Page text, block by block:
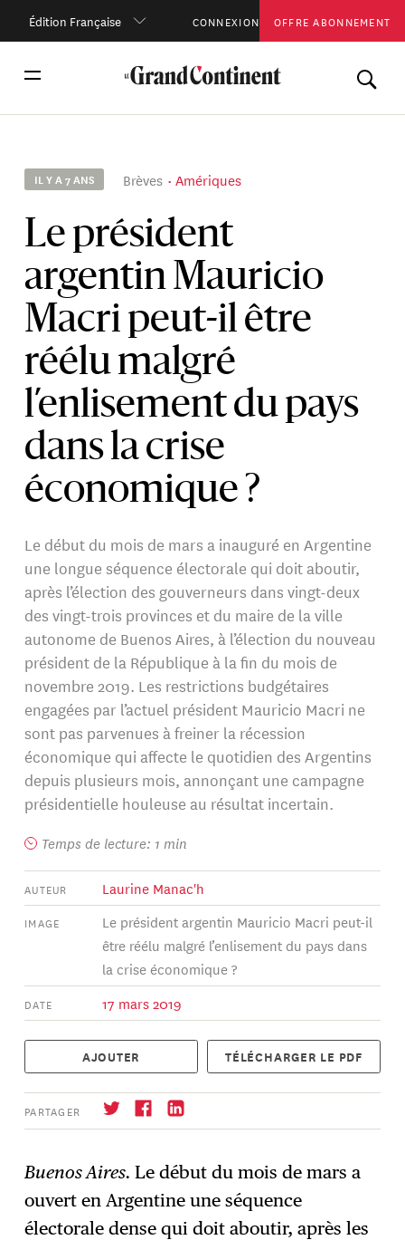
Édition Française CONNEXION OFFRE ABONNEMENT
IL Y A 7 ANS Brèves Amériques
Le président
argentin Mauricio
Macri peut-il être
réélu malgré
l’enlisement du pays
dans la crise
économique ?
Le début du mois de mars a inauguré en Argentine
une longue séquence électorale qui doit aboutir,
après l’élection des gouverneurs dans vingt-deux
des vingt-trois provinces et du maire de la ville
autonome de Buenos Aires, à l’élection du nouveau
président de la République à la fin du mois de
novembre 2019. Les restrictions budgétaires
engagées par l’actuel président Mauricio Macri ne
sont pas parvenues à freiner la récession
économique qui affecte le quotidien des Argentins
depuis plusieurs mois, annonçant une campagne
présidentielle houleuse au résultat incertain.
Temps de lecture: 1 min
AUTEUR Laurine Manac'h
IMAGE
Le président argentin Mauricio Macri peut-il
être réélu malgré l’enlisement du pays dans
la crise économique ?
DATE 17 mars 2019
AJOUTER TÉLÉCHARGER LE PDF
PARTAGER
→ S'abonner
Buenos Aires.Le début du mois de mars a
ouvert en Argentine une séquence
électorale dense qui doit aboutir, après les